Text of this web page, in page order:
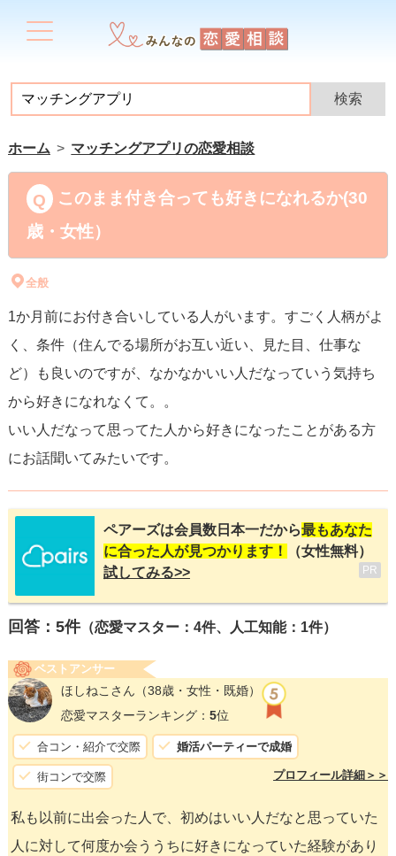
ホーム マッチングアプリの恋愛相談
このまま付き合っても好きになれるか(30
歳・女性）
全般
1か月前にお付き合いしている人がいます。すごく人柄がよ
く、条件（住んでる場所がお互い近い、見た目、仕事な
ど）も良いのですが、なかなかいい人だなっていう気持ち
から好きになれなくて。。
いい人だなって思ってた人から好きになったことがある方
にお話聞いてみたいです。
ペアーズは会員数日本一だから最もあなた
に合った人が見つかります！
（女性無料）
試してみる>>
PR
回答： 5件（恋愛マスター：4件、人工知能：1件）
ベストアンサー
ほしねこさん （38歳・女性・既婚）
恋愛マスターランキング： 5位
合コン・紹介で交際 婚活パーティーで成婚
街コンで交際 プロフィール詳細＞＞
私も以前に出会った人で、初めはいい人だなと思っていた
人に対して何度か会ううちに好きになっていた経験があり